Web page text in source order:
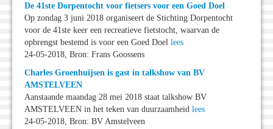
De 41ste Dorpentocht voor fietsers voor een Goed Doel
Op zondag 3 juni 2018 organiseert de Stichting Dorpentocht
voor de 41ste keer een recreatieve fietstocht, waarvan de
opbrengst bestemd is voor een Goed Doel lees
24-05-2018, Bron: Frans Goossens
Charles Groenhuijsen is gast in talkshow van BV
AMSTELVEEN
Aanstaande maandag 28 mei 2018 staat talkshow BV
AMSTELVEEN in het teken van duurzaamheid lees
24-05-2018, Bron: BV Amstelveen